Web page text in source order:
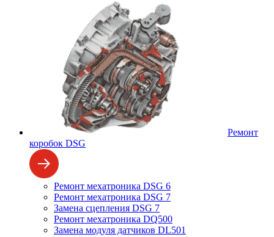
Ремонт
коробок DSG
Ремонт мехатроника DSG 6
Ремонт мехатроника DSG 7
Замена сцепления DSG 7
Ремонт мехатроника DQ500
Замена модуля датчиков DL501